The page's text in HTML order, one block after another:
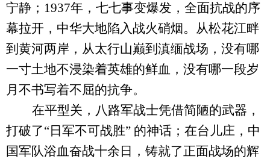
宁静；1937年，七七事变爆发，全面抗战的序
幕拉开，中华大地陷入战火硝烟。从松花江畔
到黄河两岸，从太行山巅到滇缅战场，没有哪
一寸土地不浸染着英雄的鲜血，没有哪一段岁
月不书写着不屈的抗争。
在平型关，八路军战士凭借简陋的武器，
打破了“日军不可战胜” 的神话；在台儿庄，中
国军队浴血奋战十余日，铸就了正面战场的辉